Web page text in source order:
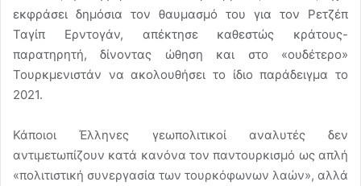
εκφράσει δημόσια τον θαυμασμό του για τον Ρετζέπ
Ταγίπ Ερντογάν, απέκτησε καθεστώς κράτους-
παρατηρητή, δίνοντας ώθηση και στο «ουδέτερο»
Τουρκμενιστάν να ακολουθήσει το ίδιο παράδειγμα το
2021.
Κάποιοι Έλληνες γεωπολιτικοί αναλυτές δεν
αντιμετωπίζουν κατά κανόνα τον παντουρκισμό ως απλή
«πολιτιστική συνεργασία των τουρκόφωνων λαών», αλλά